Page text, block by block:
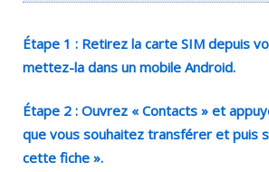
Étape 1 : Retirez la carte SIM depuis
mettez-la dans un mobile Android.
Étape 2 : Ouvrez « Contacts » et
que vous souhaitez transférer et puis
cette fiche ».